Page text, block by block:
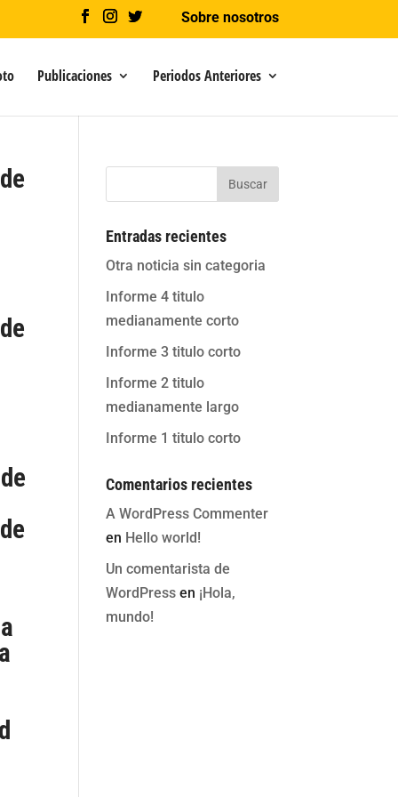
Sobre nosotros
Publicaciones Periodos Anteriores
Buscar
Entradas recientes
Otra noticia sin categoria
Informe 4 titulo
medianamente corto
Informe 3 titulo corto
Informe 2 titulo
medianamente largo
Informe 1 titulo corto
Comentarios recientes
A WordPress Commenter
en Hello world!
Un comentarista de
WordPress en ¡Hola,
mundo!